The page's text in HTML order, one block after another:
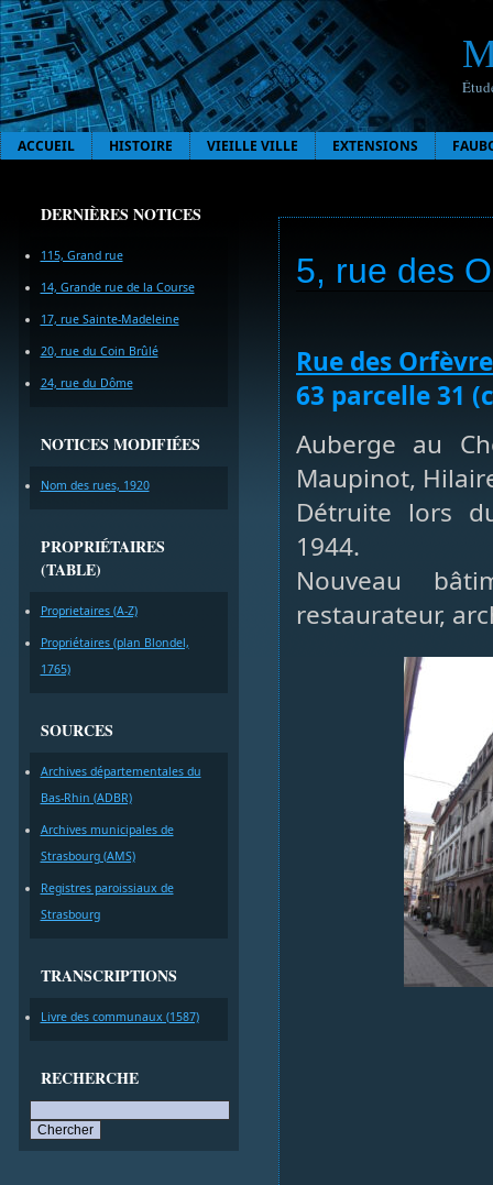
ACCUEIL HISTOIRE VIEILLE VILLE EXTENSIONS
DERNIÈRES NOTICES
115, Grand rue
14, Grande rue de la Course
17, rue Sainte-Madeleine
20, rue du Coin Brûlé
24, rue du Dôme
NOTICES MODIFIÉES
Nom des rues, 1920
PROPRIÉTAIRES
(TABLE)
Proprietaires (A-Z)
Propriétaires (plan Blondel,
1765)
SOURCES
Archives départementales du
Bas-Rhin (ADBR)
Archives municipales de
Strasbourg (AMS)
Registres paroissiaux de
Strasbourg
TRANSCRIPTIONS
Livre des communaux (1587)
RECHERCHE
5, rue des
Rue des
63 parcelle 31
Auberge au
Maupinot,
Détruite lors
1944.
Nouveau
restaurateur,